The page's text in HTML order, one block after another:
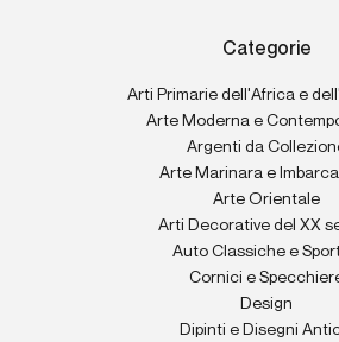
Categorie
Arti Primarie dell'Africa e
Arte Moderna e
Argenti da
Arte Marinara e
Arte Orientale
Arti Decorative del XX
Auto Classiche e
Cornici e
Design
Dipinti e Disegni